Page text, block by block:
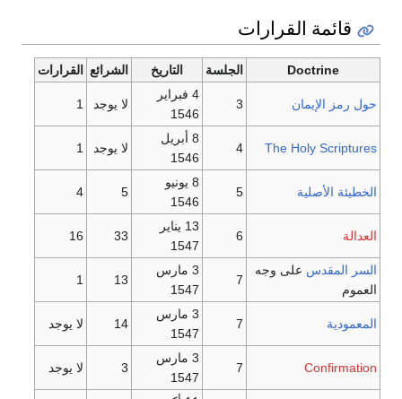
قائمة القرارات
Doctrine الجلسة التاريخ الشرائع القرارات
حول رمز الإيمان 3
4 فبراير
1546
لا يوجد 1
The Holy Scriptures
4
8 أبريل
1546
لا يوجد 1
الخطيئة الأصلية 5
8 يونيو
1546
5
4
العدالة 6
13 يناير
1547
33
16
السر المقدس على وجه
العموم
7
3 مارس
1547
13
1
المعمودية 7
3 مارس
1547
14 لا يوجد
Confirmation
7
3 مارس
1547
3 لا يوجد